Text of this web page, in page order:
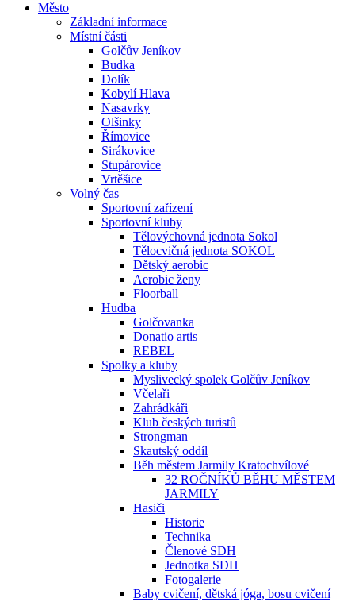
Město
Základní informace
Místní části
Golčův Jeníkov
Budka
Dolík
Kobylí Hlava
Nasavrky
Olšinky
Římovice
Sirákovice
Stupárovice
Vrtěšice
Volný čas
Sportovní zařízení
Sportovní kluby
Tělovýchovná jednota Sokol
Tělocvičná jednota SOKOL
Dětský aerobic
Aerobic ženy
Floorball
Hudba
Golčovanka
Donatio artis
REBEL
Spolky a kluby
Myslivecký spolek Golčův Jeníkov
Včelaři
Zahrádkáři
Klub českých turistů
Strongman
Skautský oddíl
Běh městem Jarmily Kratochvílové
32 ROČNÍKŮ BĚHU MĚSTEM
JARMILY
Hasiči
Historie
Technika
Členové SDH
Jednotka SDH
Fotogalerie
Baby cvičení, dětská jóga, bosu cvičení